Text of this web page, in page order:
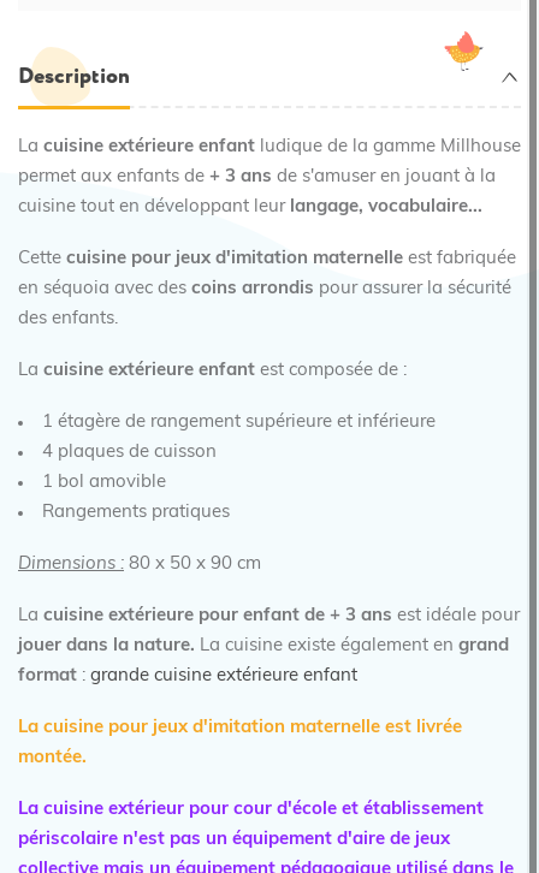
Description
La cuisine extérieure enfant ludique de la gamme Millhouse
permet aux enfants de + 3 ans de s'amuser en jouant à la
cuisine tout en développant leurlangage, vocabulaire...
Cette cuisine pour jeux d'imitation maternelle est fabriquée
en séquoia avec des coins arrondis pour assurer la sécurité
des enfants.
La cuisine extérieure enfant est composée de :
1 étagère de rangement supérieure et inférieure
4 plaques de cuisson
1 bol amovible
Rangements pratiques
Dimensions : 80 x 50 x 90 cm
La cuisine extérieure pour enfant de + 3 ans est idéale pour
jouer dans la nature. La cuisine existe également en grand
format : grande cuisine extérieure enfant
La cuisine pour jeux d'imitation maternelle est livrée
montée.
La cuisine extérieur pour cour d'école et établissement
périscolaire n'est pas un équipement d'aire de jeux